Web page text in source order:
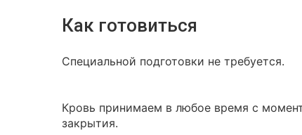
Как готовиться
Специальной подготовки не требуется.
Кровь принимаем в любое время с
закрытия.